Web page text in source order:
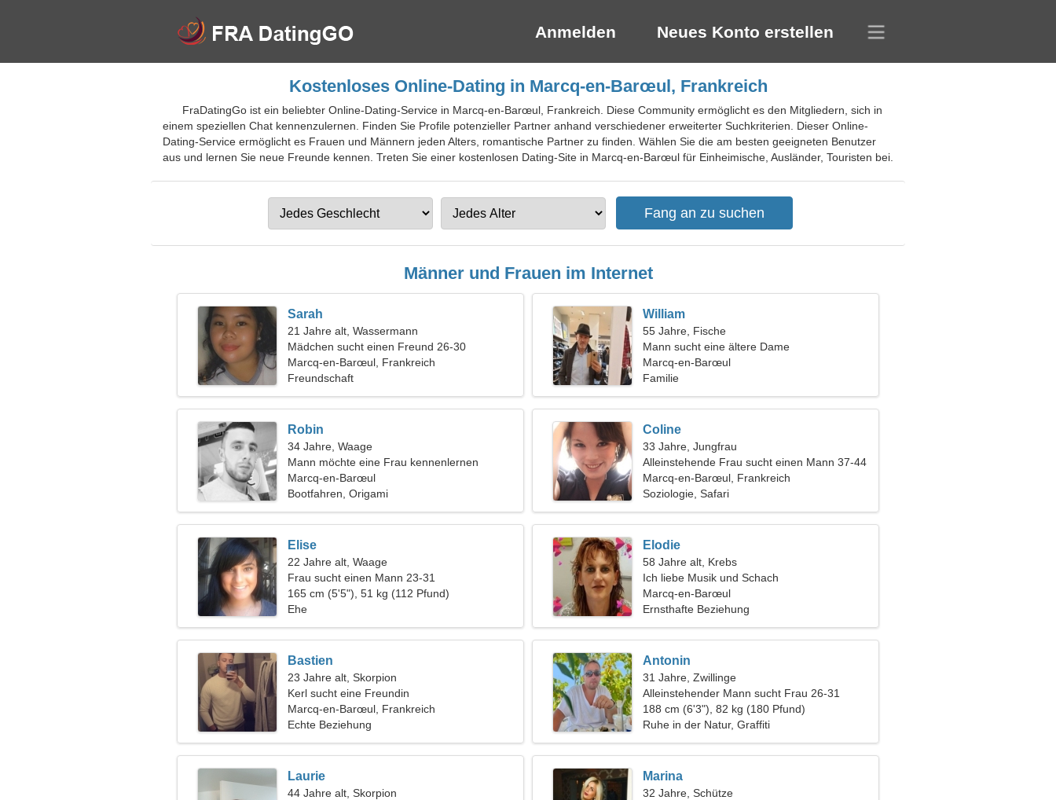
Anmelden Neues Konto erstellen
Kostenloses Online-Dating in Marcq-en-Barœul, Frankreich
FraDatingGo ist ein beliebter Online-Dating-Service in Marcq-en-Barœul, Frankreich. Diese Community ermöglicht es den Mitgliedern, sich in
einem speziellen Chat kennenzulernen. Finden Sie Profile potenzieller Partner anhand verschiedener erweiterter Suchkriterien. Dieser Online-
Dating-Service ermöglicht es Frauen und Männern jeden Alters, romantische Partner zu finden. Wählen Sie die am besten geeigneten Benutzer
aus und lernen Sie neue Freunde kennen. Treten Sie einer kostenlosen Dating-Site in Marcq-en-Barœul für Einheimische, Ausländer, Touristen bei.
Männer und Frauen im Internet
Sarah
21 Jahre alt, Wassermann
Mädchen sucht einen Freund 26-30
Marcq-en-Barœul, Frankreich
Freundschaft
William
55 Jahre, Fische
Mann sucht eine ältere Dame
Marcq-en-Barœul
Familie
Robin
34 Jahre, Waage
Mann möchte eine Frau kennenlernen
Marcq-en-Barœul
Bootfahren, Origami
Coline
33 Jahre, Jungfrau
Alleinstehende Frau sucht einen Mann 37-44
Marcq-en-Barœul, Frankreich
Soziologie, Safari
Elise
22 Jahre alt, Waage
Frau sucht einen Mann 23-31
165 cm (5'5"), 51 kg (112 Pfund)
Ehe
Elodie
58 Jahre alt, Krebs
Ich liebe Musik und Schach
Marcq-en-Barœul
Ernsthafte Beziehung
Bastien
23 Jahre alt, Skorpion
Kerl sucht eine Freundin
Marcq-en-Barœul, Frankreich
Echte Beziehung
Antonin
31 Jahre, Zwillinge
Alleinstehender Mann sucht Frau 26-31
188 cm (6'3"), 82 kg (180 Pfund)
Ruhe in der Natur, Graffiti
Laurie
44 Jahre alt, Skorpion
Marina
32 Jahre, Schütze